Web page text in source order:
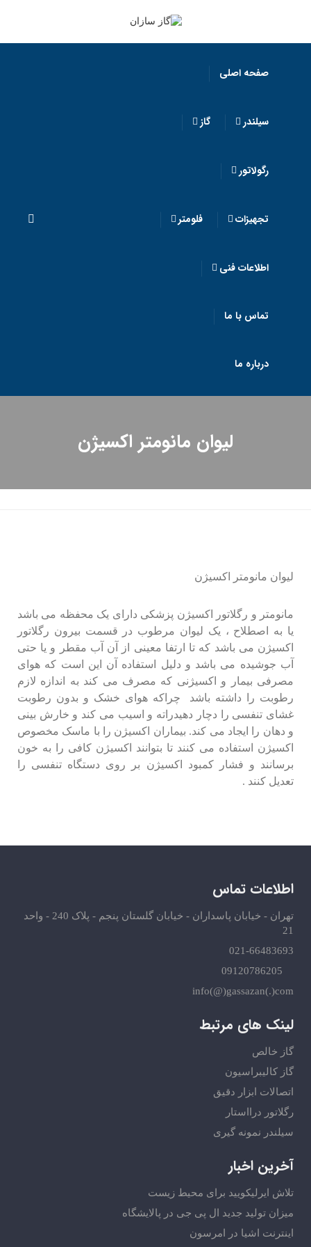
صفحه اصلی
سیلندر گاز
رگولاتور
تجهیزات فلومتر
اطلاعات فنی
تماس با ما
درباره ما
لیوان مانومتر اکسیژن
لیوان مانومتر اکسیژن
مانومتر و رگلاتور اکسیژن پزشکی دارای یک محفظه می باشد
یا به اصطلاح ، یک لیوان مرطوب در قسمت بیرون رگلاتور
اکسیژن می باشد که تا ارتفا معینی از آن آب مقطر و یا حتی
آب جوشیده می باشد و دلیل استفاده آن این است که هوای
مصرفی بیمار و اکسیژنی که مصرف می کند به اندازه لازم
رطوبت را داشته باشد چراکه هوای خشک و بدون رطوبت
غشای تنفسی را دچار دهیدراته و اسیب می کند و خارش بینی
و دهان را ایجاد می کند. بیماران اکسیژن را با ماسک مخصوص
اکسیژن استفاده می کنند تا بتوانند اکسیژن کافی را به خون
برسانند و فشار کمبود اکسیژن بر روی دستگاه تنفسی را
تعدیل کنند .
اطلاعات تماس
تهران - خیابان پاسداران - خیابان گلستان پنجم - پلاک 240 - واحد
21
021-66483693
info(@)gassazan(.)com
لینک های مرتبط
گاز خالص
گاز کالیبراسیون
اتصالات ابزار دقیق
رگلاتور درااستار
سیلندر نمونه گیری
آخرین اخبار
تلاش ایرلیکویید برای محیط زیست
میزان تولید جدید ال پی جی در پالایشگاه
اینترنت اشیا در امرسون